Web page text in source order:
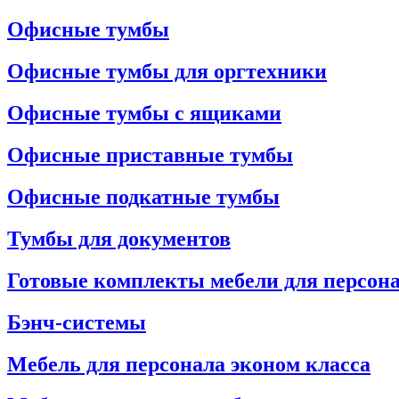
Офисные тумбы
Офисные тумбы для оргтехники
Офисные тумбы с ящиками
Офисные приставные тумбы
Офисные подкатные тумбы
Тумбы для документов
Готовые комплекты мебели для
Бэнч-системы
Мебель для персонала эконом класса